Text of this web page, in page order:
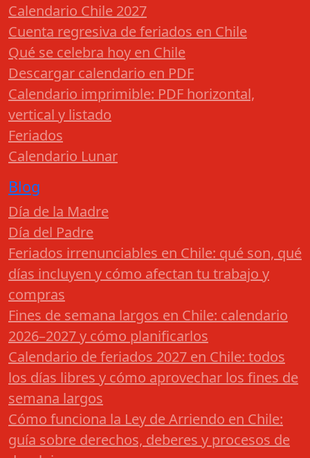
Calendario Chile 2027
Cuenta regresiva de feriados en Chile
Qué se celebra hoy en Chile
Descargar calendario en PDF
Calendario imprimible: PDF horizontal,
vertical y listado
Feriados
Calendario Lunar
Blog
Día de la Madre
Día del Padre
Feriados irrenunciables en Chile: qué son, qué
días incluyen y cómo afectan tu trabajo y
compras
Fines de semana largos en Chile: calendario
2026–2027 y cómo planificarlos
Calendario de feriados 2027 en Chile: todos
los días libres y cómo aprovechar los fines de
semana largos
Cómo funciona la Ley de Arriendo en Chile:
guía sobre derechos, deberes y procesos de